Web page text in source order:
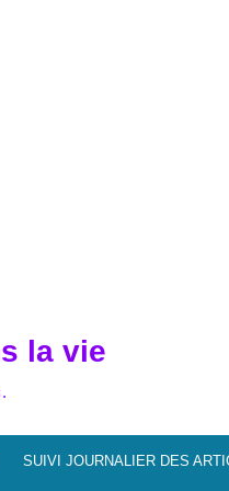
la vie
SUIVI JOURNALIER DES